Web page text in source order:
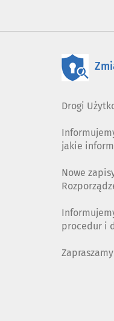
Drogi
jakie
Nowe
procedur i